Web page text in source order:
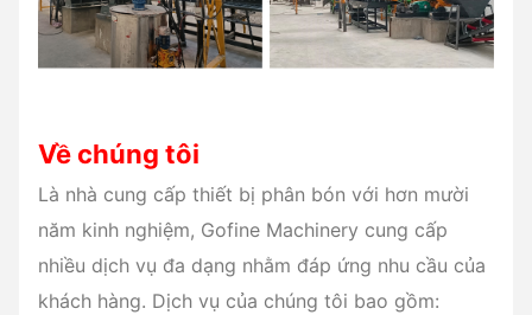
Về chúng tôi
Là nhà cung cấp thiết bị phân bón với hơn mười
năm kinh nghiệm, Gofine Machinery cung cấp
nhiều dịch vụ đa dạng nhằm đáp ứng nhu cầu của
khách hàng. Dịch vụ của chúng tôi bao gồm: